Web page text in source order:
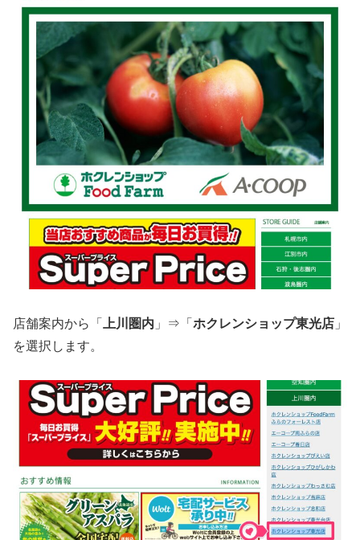
店舗案内から「 上川圏内 」⇒「 ホクレンショップ東光店 」
を選択します。